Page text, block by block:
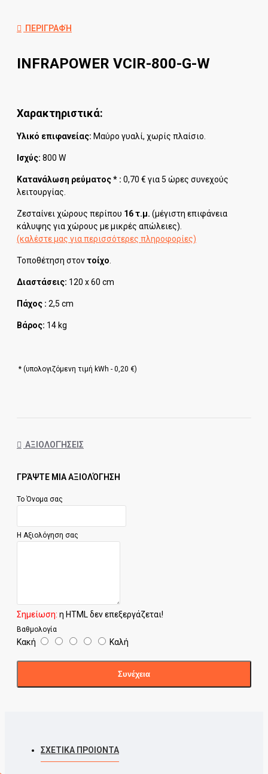
ΠΕΡΙΓΡΑΦΉ
INFRAPOWER VCIR-800-G-W
Χαρακτηριστικά:
Υλικό επιφανείας: Μαύρο γυαλί, χωρίς πλαίσιο.
Ισχύς: 800 W
Κατανάλωση ρεύματος * : 0,70 € για 5 ώρες συνεχούς
λειτουργίας.
Ζεσταίνει χώρους περίπου 16τ.μ. (μέγιστη επιφάνεια
κάλυψης για χώρους με μικρές απώλειες).
(καλέστε μας για περισσότερες πληροφορίες)
Τοποθέτηση στοντοίχο
Διαστάσεις: 120 x 60 cm
Πάχος : 2,5 cm
Βάρος: 14 kg
* (υπολογιζόμενη τιμή kWh - 0,20 €)
ΑΞΙΟΛΟΓΉΣΕΙΣ
ΓΡΆΨΤΕ ΜΙΑ ΑΞΙΟΛΌΓΗΣΗ
Το Όνομα σας
Η Αξιολόγηση σας
Σημείωση: η HTML δεν επεξεργάζεται!
Βαθμολογία
Κακή Καλή
Συνέχεια
ΣΧΕΤΙΚΑ ΠΡΟΙΟΝΤΑ